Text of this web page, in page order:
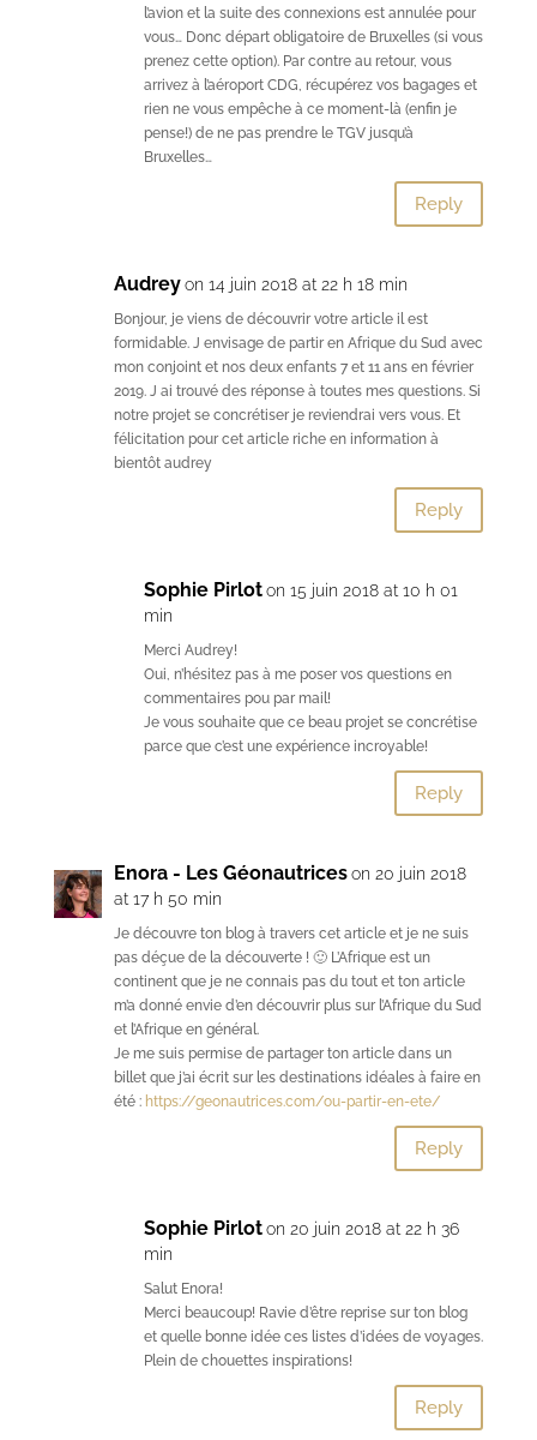
l’avion et la suite des connexions est annulée pour
vous… Donc départ obligatoire de Bruxelles (si vous
prenez cette option). Par contre au retour, vous
arrivez à l’aéroport CDG, récupérez vos bagages et
rien ne vous empêche à ce moment-là (enfin je
pense!) de ne pas prendre le TGV jusqu’à
Bruxelles…
Reply
Audrey on 14 juin 2018 at 22 h 18 min
Bonjour, je viens de découvrir votre article il est
formidable. J envisage de partir en Afrique du Sud avec
mon conjoint et nos deux enfants 7 et 11 ans en février
2019. J ai trouvé des réponse à toutes mes questions. Si
notre projet se concrétiser je reviendrai vers vous. Et
félicitation pour cet article riche en information à
bientôt audrey
Reply
Sophie Pirlot on 15 juin 2018 at 10 h 01
min
Merci Audrey!
Oui, n’hésitez pas à me poser vos questions en
commentaires pou par mail!
Je vous souhaite que ce beau projet se concrétise
parce que c’est une expérience incroyable!
Reply
Enora - Les Géonautrices on 20 juin 2018
at 17 h 50 min
Je découvre ton blog à travers cet article et je ne suis
pas déçue de la découverte ! 🙂 L’Afrique est un
continent que je ne connais pas du tout et ton article
m’a donné envie d’en découvrir plus sur l’Afrique du Sud
et l’Afrique en général.
Je me suis permise de partager ton article dans un
billet que j’ai écrit sur les destinations idéales à faire en
été : https://geonautrices.com/ou-partir-en-ete/
Reply
Sophie Pirlot on 20 juin 2018 at 22 h 36
min
Salut Enora!
Merci beaucoup! Ravie d’être reprise sur ton blog
et quelle bonne idée ces listes d’idées de voyages.
Plein de chouettes inspirations!
Reply